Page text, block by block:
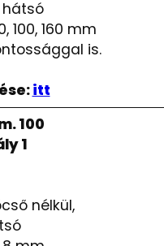
hátsó
100, 160 mm
is.
itt
100
1
nélkül,